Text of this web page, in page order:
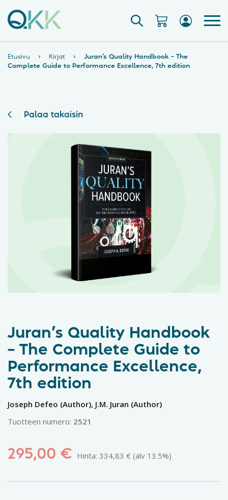
Etusivu › Kirjat ›
Juran’s Quality Handbook – The
Complete Guide to Performance Excellence, 7th edition
Palaa takaisin
Juran’s Quality Handbook
– The Complete Guide to
Performance Excellence,
7th edition
Joseph Defeo (Author), J.M. Juran (Author)
Tuotteen numero: 2521
295,00 € Hinta: 334,83 € (alv 13.5%)